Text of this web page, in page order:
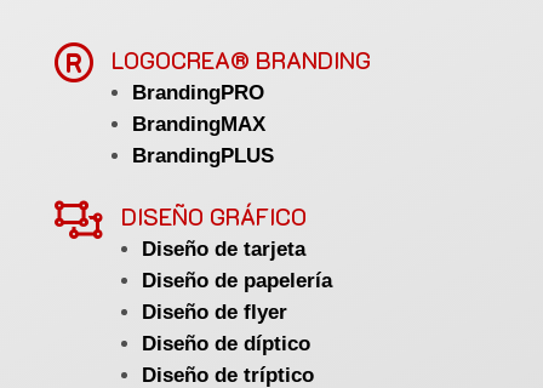
 LOGOCREA® BRANDING
BrandingPRO
BrandingMAX
BrandingPLUS
 DISEÑO GRÁFICO
Diseño de tarjeta
Diseño de papelería
Diseño de flyer
Diseño de díptico
Diseño de tríptico